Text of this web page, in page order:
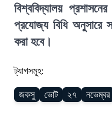
বিশ্ববিদ্যালয়
প্রযোজ্য বিধি অনুসারে
করা হবে।
ট্যাগসমূহ:
জকসু ভোট ২৭ নভেম্বর